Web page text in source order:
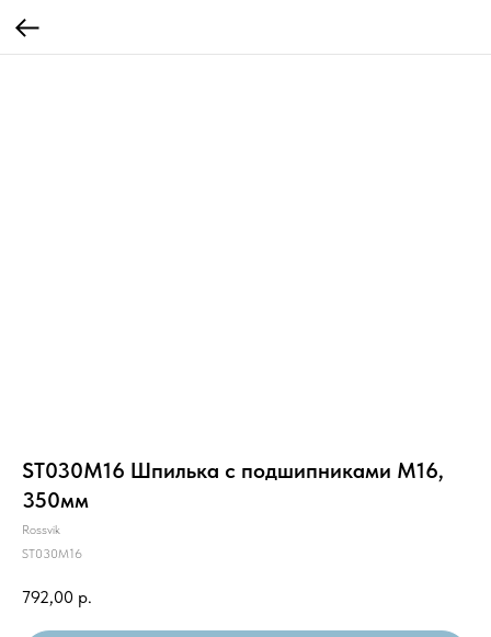
ST030M16 Шпилька с подшипниками М16,
350мм
Rossvik
ST030M16
792,00 р.